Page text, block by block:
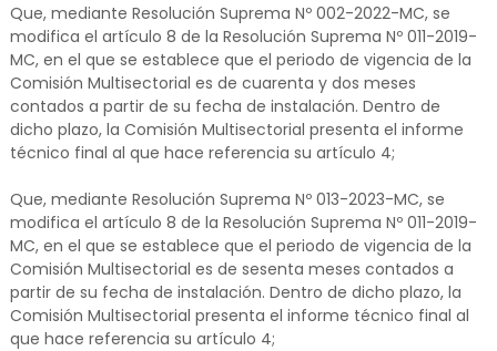
Que, mediante Resolución Suprema Nº 002-2022-MC, se
modifica el artículo 8 de la Resolución Suprema Nº 011-2019-
MC, en el que se establece que el periodo de vigencia de la
Comisión Multisectorial es de cuarenta y dos meses
contados a partir de su fecha de instalación. Dentro de
dicho plazo, la Comisión Multisectorial presenta el informe
técnico final al que hace referencia su artículo 4;
Que, mediante Resolución Suprema Nº 013-2023-MC, se
modifica el artículo 8 de la Resolución Suprema Nº 011-2019-
MC, en el que se establece que el periodo de vigencia de la
Comisión Multisectorial es de sesenta meses contados a
partir de su fecha de instalación. Dentro de dicho plazo, la
Comisión Multisectorial presenta el informe técnico final al
que hace referencia su artículo 4;